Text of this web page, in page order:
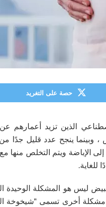
حصة على التغريد
وبينما ينجح عدد قليل جدًا
إلى الإباضة ويتم التخلص
ليس هو المشكلة الوحيدة
مشكلة أخرى تسمى "شيخوخة